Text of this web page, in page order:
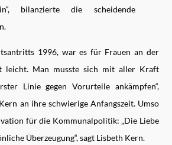
bilanzierte die scheidende
1996, war es für Frauen an der
leicht. Man musste sich mit aller Kraft
Linie gegen Vorurteile ankämpfen“,
an ihre schwierige Anfangszeit. Umso
für die Kommunalpolitik: „Die Liebe
Überzeugung“, sagt Lisbeth Kern.